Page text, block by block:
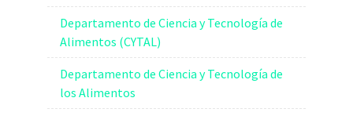
Departamento de Ciencia y Tecnología de
Alimentos (CYTAL)
Departamento de Ciencia y Tecnología de
los Alimentos